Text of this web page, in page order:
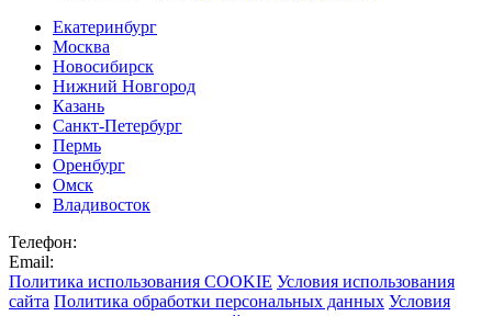
Екатеринбург
Москва
Новосибирск
Нижний Новгород
Казань
Санкт-Петербург
Пермь
Оренбург
Омск
Владивосток
Телефон:
Email:
Политика использования COOKIE Условия использования
сайта Политика обработки персональных данных Условия